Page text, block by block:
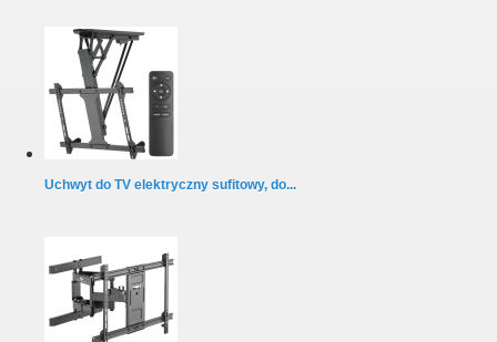
Uchwyt do TV elektryczny sufitowy, do...